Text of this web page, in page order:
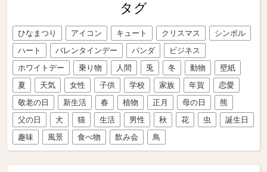
タグ
ひなまつり アイコン キュート クリスマス
シンボル
ハート
バレンタインデー パンダ
ビジネス
ホワイトデー
乗り物 人間 兎 冬 動物
壁紙
夏
天気 女性 子供 学校 家族 年賀
恋愛
敬老の日
新生活 春 植物 正月 母の日
熊
父の日
犬 猫 生活 男性 秋 花 虫
誕生日
趣味
風景 食べ物 飲み会 鳥